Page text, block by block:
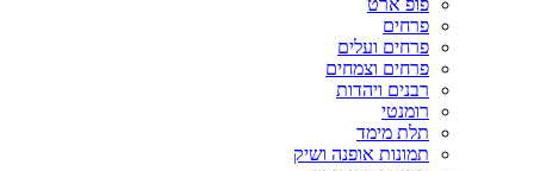
פרחים
פרחים ועלים
פרחים וצמחים
רבנים ויהדות
רומנטי
תלת מימד
תמונות אופנה ושיק